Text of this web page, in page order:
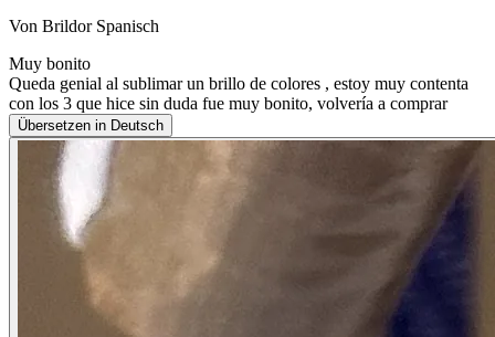
Von Brildor Spanisch
Muy bonito
Queda genial al sublimar un brillo de colores , estoy muy contenta
con los 3 que hice sin duda fue muy bonito, volvería a comprar
Übersetzen in Deutsch